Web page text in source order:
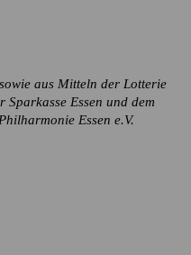
aus Mitteln der Lotterie
Sparkasse Essen und dem
Essen e.V.